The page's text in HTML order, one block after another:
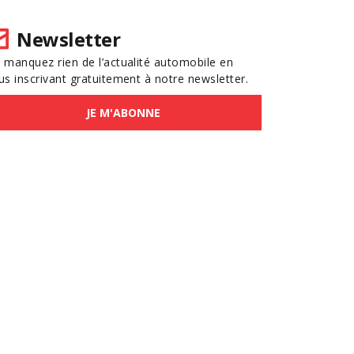
Newsletter
manquez rien de l’actualité automobile en
inscrivant gratuitement à notre newsletter.
JE M'ABONNE